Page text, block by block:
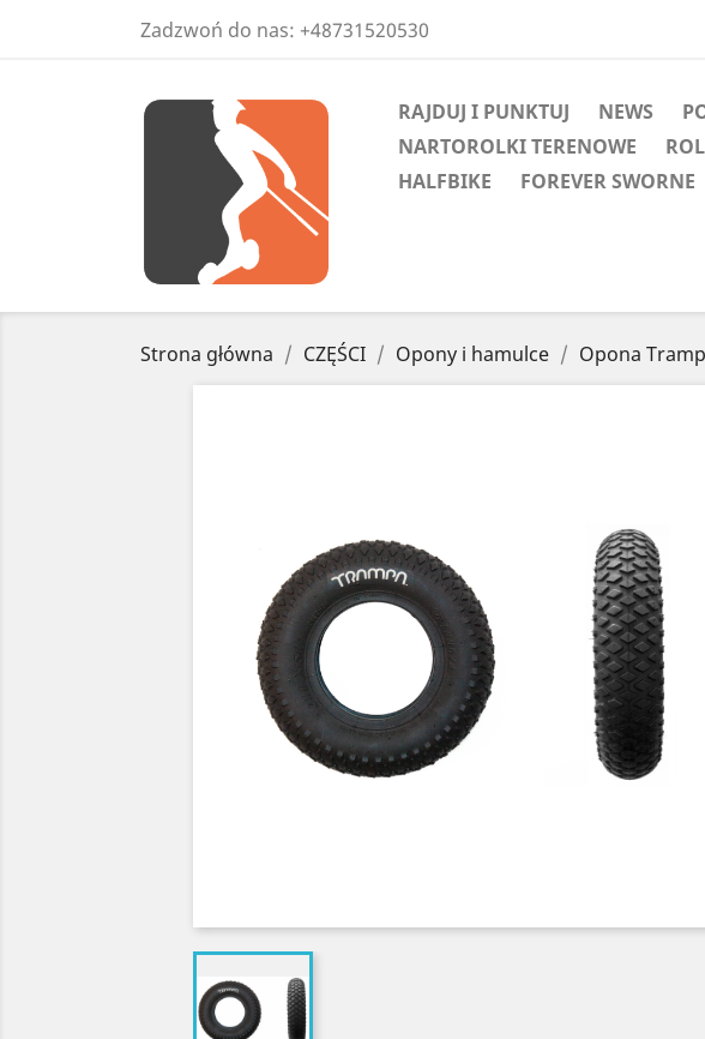
Zadzwoń do nas: +48731520530
RAJDUJ I PUNKTUJ NEWS
NARTOROLKI TERENOWE
HALFBIKE
FOREVER SWORNE
Strona główna CZĘŚCI Opony i hamulce Opona